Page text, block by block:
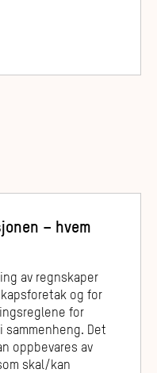
– hvem
av regnskaper
og for
for
Det
oppbevares av
skal/kan